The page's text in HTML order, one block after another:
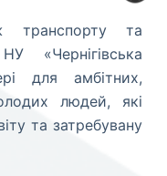
транспорту та
«Чернігівська
для амбітних,
людей, які
та затребувану